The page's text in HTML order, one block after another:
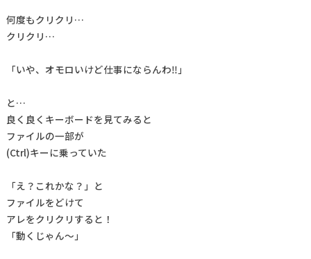
何度もクリクリ…
クリクリ…
「いや、オモロいけど仕事にならんわ‼」
と…
良く良くキーボードを見てみると
ファイルの一部が
(Ctrl)キーに乗っていた
「え？これかな？」と
ファイルをどけて
アレをクリクリすると！
「動くじゃん～」